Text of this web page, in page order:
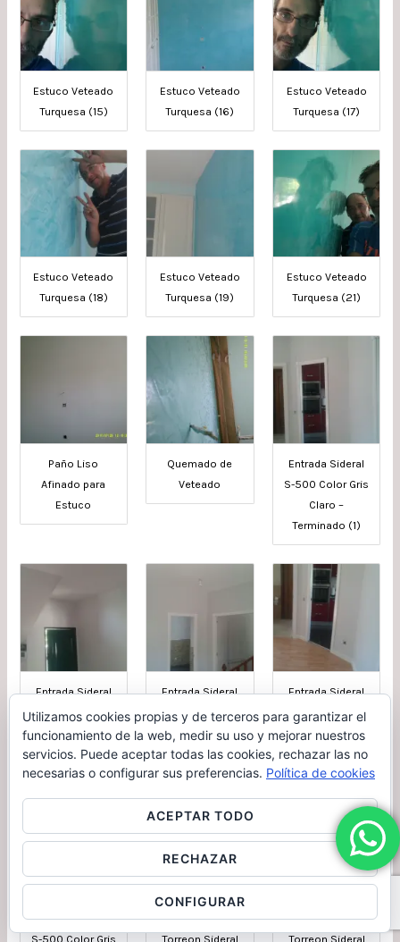
Estuco Veteado
Turquesa (15)
Estuco Veteado
Turquesa (16)
Estuco Veteado
Turquesa (17)
Estuco Veteado
Turquesa (18)
Estuco Veteado
Turquesa (19)
Estuco Veteado
Turquesa (21)
Paño Liso
Afinado para
Estuco
Quemado de
Veteado
Entrada Sideral
S-500 Color Gris
Claro –
Terminado (1)
Entrada Sideral
S-500 Color Gris
Claro –
Terminado (2)
Entrada Sideral
S-500 Color Gris
Claro –
Terminado (3)
Entrada Sideral
S-500 Color Gris
Claro –
Terminado (4)
Entrada Sideral
S-500 Color Gris
Trio de Escalera
Torreon Sideral
Trio de Escalera
Torreon Sideral
Utilizamos cookies propias y de terceros para garantizar el
funcionamiento de la web, medir su uso y mejorar nuestros
servicios. Puede aceptar todas las cookies, rechazar las no
necesarias o configurar sus preferencias. Política de cookies
ACEPTAR TODO
RECHAZAR
CONFIGURAR